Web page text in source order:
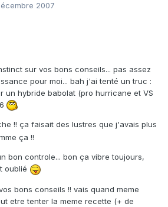
2007
sur vos bons conseils... pas assez
pour moi... bah j'ai tenté un truc :
un hybride babolat (pro hurricane et VS
!! ça faisait des lustres que j'avais plus
ça !!
bon controle... bon ça vibre toujours,
oublié
bons conseils !! vais quand meme
etre tenter la meme recette (+ de